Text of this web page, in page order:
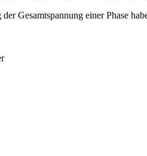
Gesamtspannung einer Phase